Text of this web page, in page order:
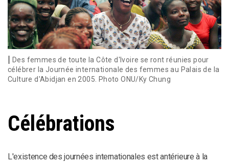
Des femmes de toute la Côte d'Ivoire se ront réunies pour
célébrer la Journée internationale des femmes au Palais de la
Culture d'Abidjan en 2005. Photo ONU/Ky Chung
Célébrations
L'existence des journées internationales est antérieure à la